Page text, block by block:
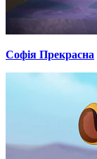
Софія Прекрасна